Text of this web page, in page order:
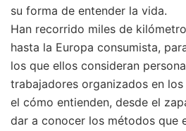
su forma de entender la vida.
Han recorrido miles de
hasta la Europa consumista,
los que ellos consideran
trabajadores organizados en
el cómo entienden, desde el
dar a conocer los métodos que